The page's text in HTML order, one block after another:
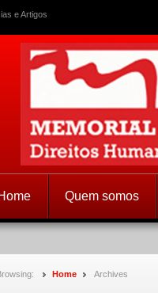
e Artigos
Memorial
Quem somos
Home Archives